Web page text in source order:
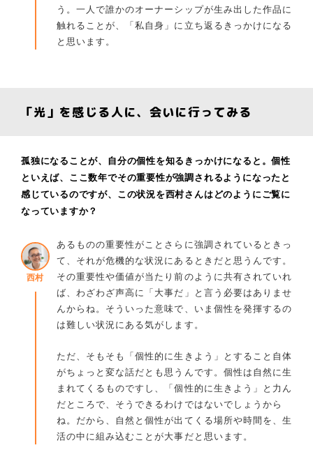
う。一人で誰かのオーナーシップが生み出した作品に
触れることが、「私自身」に立ち返るきっかけになる
と思います。
「光」を感じる人に、会いに行ってみる
孤独になることが、自分の個性を知るきっかけになると。個性
といえば、ここ数年でその重要性が強調されるようになったと
感じているのですが、この状況を西村さんはどのようにご覧に
なっていますか？
西村
あるものの重要性がことさらに強調されているときっ
て、それが危機的な状況にあるときだと思うんです。
その重要性や価値が当たり前のように共有されていれ
ば、わざわざ声高に「大事だ」と言う必要はありませ
んからね。そういった意味で、いま個性を発揮するの
は難しい状況にある気がします。
ただ、そもそも「個性的に生きよう」とすること自体
がちょっと変な話だとも思うんです。個性は自然に生
まれてくるものですし、「個性的に生きよう」と力ん
だところで、そうできるわけではないでしょうから
ね。だから、自然と個性が出てくる場所や時間を、生
活の中に組み込むことが大事だと思います。